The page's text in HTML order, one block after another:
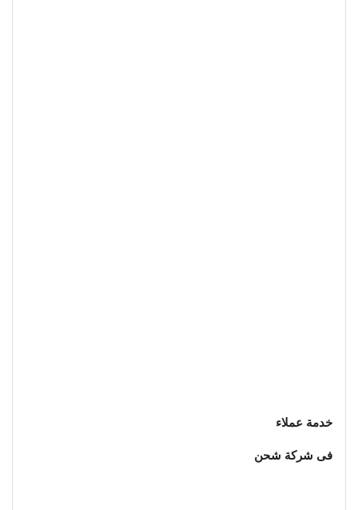
خدمة عملاء
فى شركة شحن